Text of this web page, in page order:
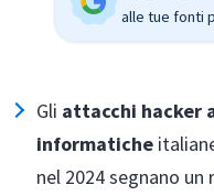
alle tue fonti
Gli attacchi hacker
informatiche
nel 2024 segnano un